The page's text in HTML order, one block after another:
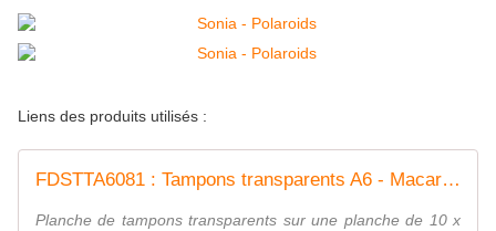
Liens des produits utilisés :
FDSTTA6081 : Tampons transparents A6 - Macareux Fée du SCrap
Planche de tampons transparents sur une planche de 10 x